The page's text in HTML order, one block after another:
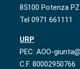
85100 Potenza PZ
Tel 0971 661111
URP
PEC: AOO-
C.F. 80002950766